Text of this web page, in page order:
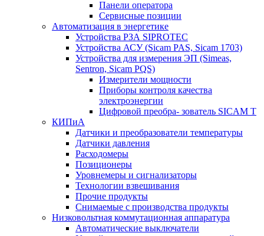
Панели оператора
Сервисные позиции
Автоматизация в энергетике
Устройства РЗА SIPROTEC
Устройства АСУ (Sicam PAS, Sicam 1703)
Устройства для измерения ЭП (Simeas,
Sentron, Sicam PQS)
Измерители мощности
Приборы контроля качества
электроэнергии
Цифровой преобра- зователь SICAM T
КИПиА
Датчики и преобразователи температуры
Датчики давления
Расходомеры
Позиционеры
Уровнемеры и сигнализаторы
Технологии взвешивания
Прочие продукты
Снимаемые с производства продукты
Низковольтная коммутационная аппаратура
Автоматические выключатели